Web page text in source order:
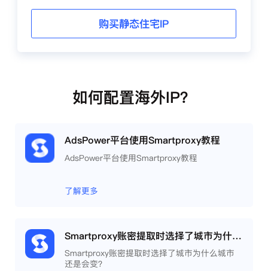
购买静态住宅IP
如何配置海外IP？
AdsPower平台使用Smartproxy教程
AdsPower平台使用Smartproxy教程
了解更多
Smartproxy账密提取时选择了城市为什么城市还是会变？
Smartproxy账密提取时选择了城市为什么城市
还是会变？